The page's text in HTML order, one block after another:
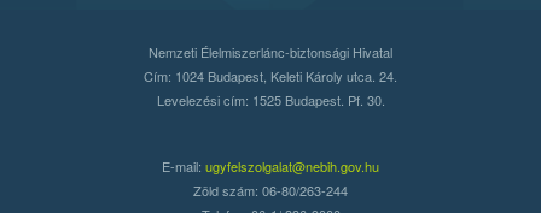
Nemzeti Élelmiszerlánc-biztonsági Hivatal
Cím: 1024 Budapest, Keleti Károly utca. 24.
Levelezési cím: 1525 Budapest. Pf. 30.
E-mail: ugyfelszolgalat@nebih.gov.hu
Zöld szám: 06-80/263-244